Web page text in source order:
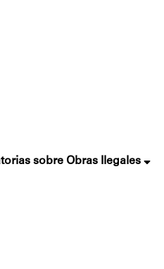
sobre Obras Ilegales